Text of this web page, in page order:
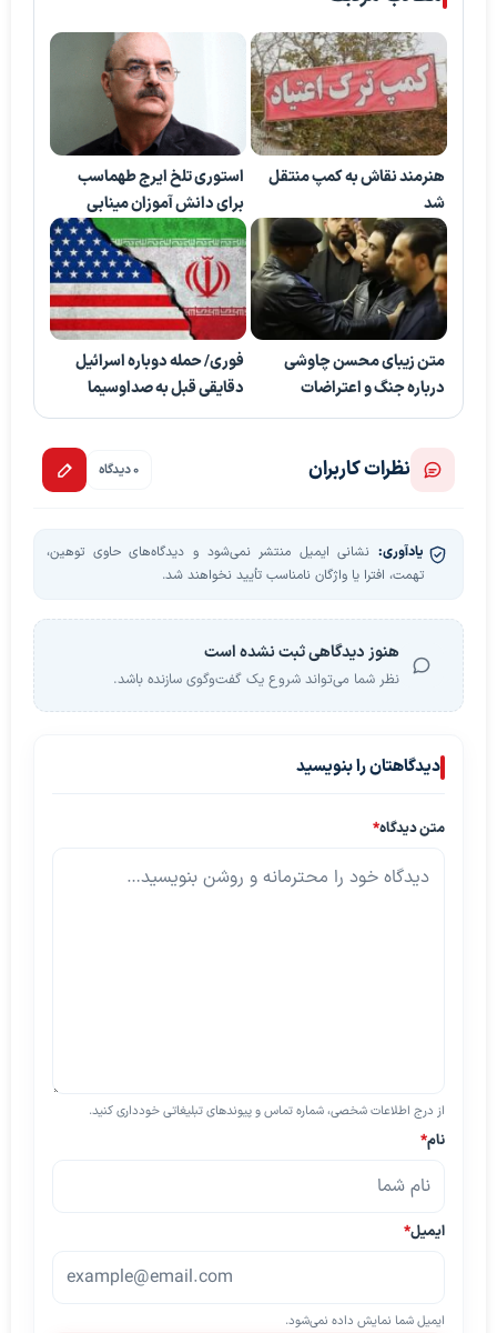
هنرمند نقاش به کمپ منتقل
شد
استوری تلخ ایرج طهماسب
برای دانش آموزان مینابی
متن زیبای محسن چاوشی
درباره جنگ و اعتراضات
فوری/ حمله دوباره اسرائیل
دقایقی قبل به صداوسیما
نظرات کاربران 0 دیدگاه
یادآوری: نشانی ایمیل منتشر نمی‌شود و دیدگاه‌های حاوی توهین،
تهمت، افترا یا واژگان نامناسب تأیید نخواهند شد.
هنوز دیدگاهی ثبت نشده است
نظر شما می‌تواند شروع یک گفت‌وگوی سازنده باشد.
دیدگاهتان را بنویسید
متن دیدگاه*
از درج اطلاعات شخصی، شماره تماس و پیوندهای تبلیغاتی خودداری کنید.
نام*
ایمیل*
ایمیل شما نمایش داده نمی‌شود.